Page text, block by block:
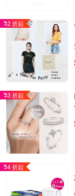
2 折起
3 折起
4 折起